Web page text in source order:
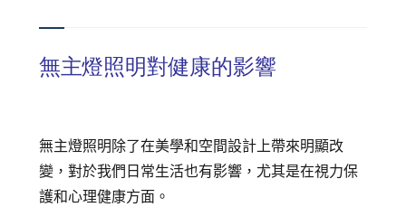
無主燈照明對健康的影響
無主燈照明除了在美學和空間設計上帶來明顯改
變，對於我們日常生活也有影響，尤其是在視力保
護和心理健康方面。